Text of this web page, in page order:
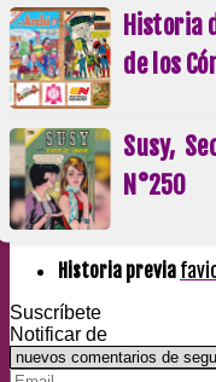
Historia
de los
Susy,
N°250
Historia previa
Suscríbete
Notificar de